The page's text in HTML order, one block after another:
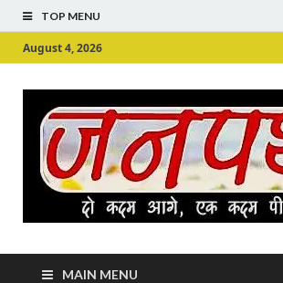
TOP MENU
August 4, 2026
MAIN MENU